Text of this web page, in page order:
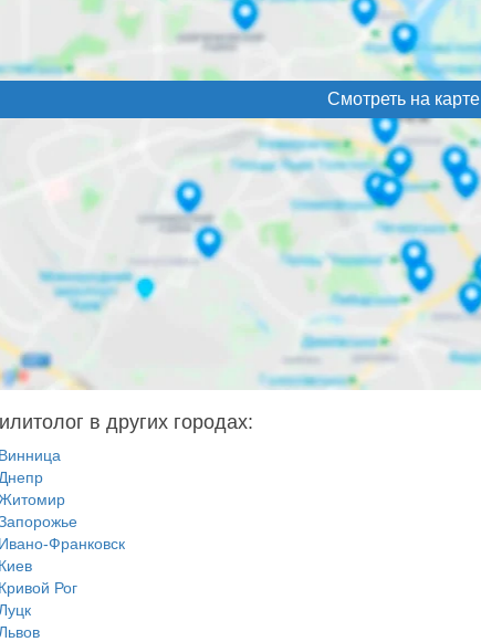
Смотреть на карте
в других городах:
Франковск
Рог